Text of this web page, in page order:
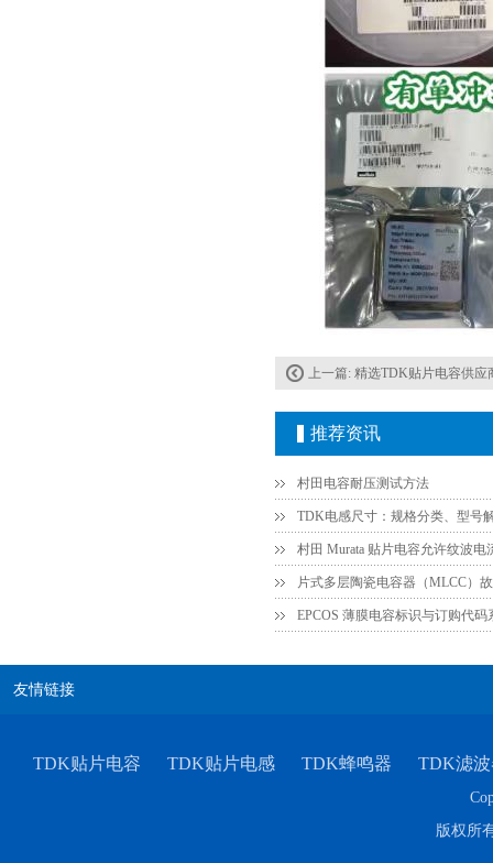
上一篇: 精选TDK贴片电容供应
推荐资讯
村田电容耐压测试方法
TDK电感尺寸：规格分类、型号
EPCOS 薄膜电容标识与订购代码
友情链接
TDK贴片电容 TDK贴片电感 TDK蜂鸣器 TDK滤
版权所